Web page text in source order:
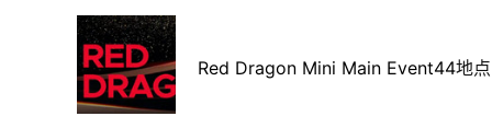
Red Dragon Mini Main Event44地